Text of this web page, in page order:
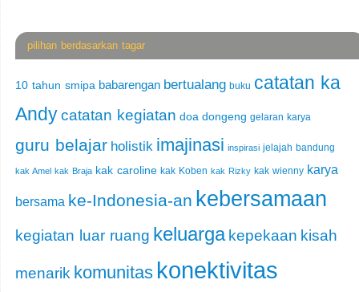
pilihan berdasarkan tagar
10 tahun smipa babarengan bertualang buku catatan ka
Andycatatan kegiatan doa dongeng gelaran karya
guru belajar holistik imajinasi inspirasi jelajah bandung
kak Amel kak Braja kak caroline kak Koben kak Rizky kak wienny karya
bersama ke-Indonesia-an kebersamaan
kegiatan luar ruang keluarga kepekaan kisah
menarik komunitas konektivitas